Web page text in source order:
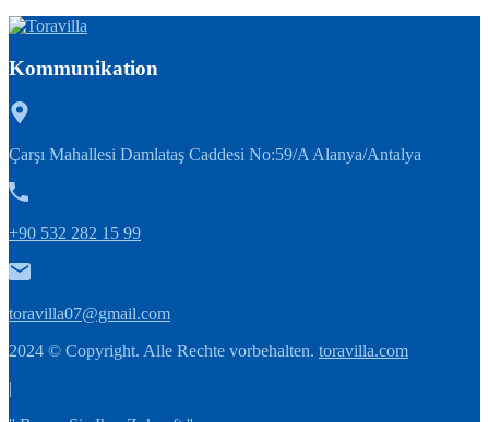
Kommunikation
Çarşı Mahallesi Damlataş Caddesi No:59/A Alanya/Antalya
+90 532 282 15 99
toravilla07@gmail.com
2024 © Copyright. Alle Rechte vorbehalten. toravilla.com
|